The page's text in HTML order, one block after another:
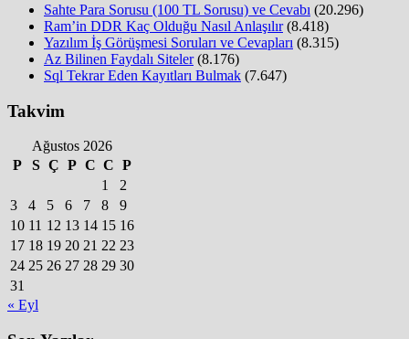
Sahte Para Sorusu (100 TL Sorusu) ve Cevabı (20.296)
Ram’in DDR Kaç Olduğu Nasıl Anlaşılır (8.418)
Yazılım İş Görüşmesi Soruları ve Cevapları (8.315)
Az Bilinen Faydalı Siteler (8.176)
Sql Tekrar Eden Kayıtları Bulmak (7.647)
Takvim
Ağustos 2026
P
S Ç P C C P
1
2
3
4 5 6 7 8
9
10 11 12 13 14 15 16
17 18 19 20 21 22 23
24 25 26 27 28 29 30
31
« Eyl